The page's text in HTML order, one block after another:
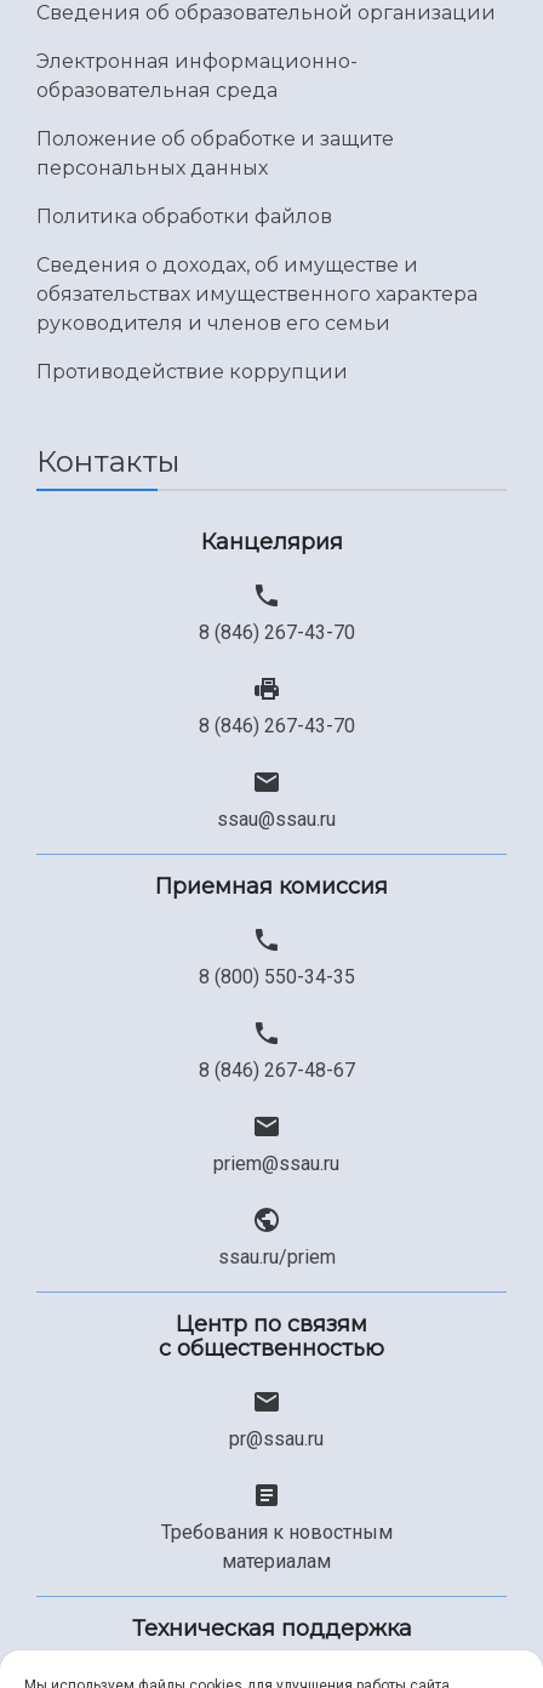
Сведения об образовательной организации
Электронная информационно-
образовательная среда
Положение об обработке и защите
персональных данных
Политика обработки файлов
Сведения о доходах, об имуществе и
обязательствах имущественного характера
руководителя и членов его семьи
Противодействие коррупции
Контакты
Канцелярия
8 (846) 267-43-70
8 (846) 267-43-70
ssau@ssau.ru
Приемная комиссия
8 (800) 550-34-35
8 (846) 267-48-67
priem@ssau.ru
ssau.ru/priem
Центр по связям
с общественностью
pr@ssau.ru
Требования к новостным
материалам
Техническая поддержка